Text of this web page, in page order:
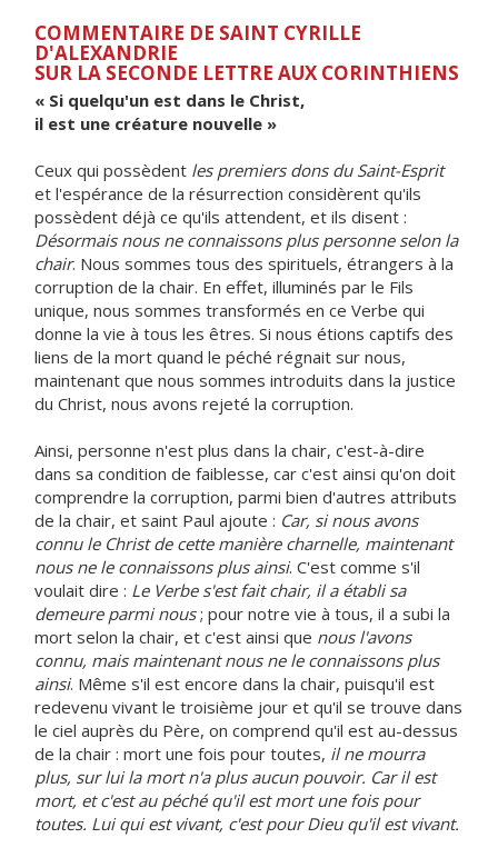
COMMENTAIRE DE SAINT CYRILLE
D'ALEXANDRIE
SUR LA SECONDE LETTRE AUX CORINTHIENS
« Si quelqu'un est dans le Christ,
il est une créature nouvelle »
Ceux qui possèdent les premiers dons du Saint-Esprit
et l'espérance de la résurrection considèrent qu'ils
possèdent déjà ce qu'ils attendent, et ils disent :
Désormais nous ne connaissons plus personne selon la
chair. Nous sommes tous des spirituels, étrangers à la
corruption de la chair. En effet, illuminés par le Fils
unique, nous sommes transformés en ce Verbe qui
donne la vie à tous les êtres. Si nous étions captifs des
liens de la mort quand le péché régnait sur nous,
maintenant que nous sommes introduits dans la justice
du Christ, nous avons rejeté la corruption.
Ainsi, personne n'est plus dans la chair, c'est-à-dire
dans sa condition de faiblesse, car c'est ainsi qu'on doit
comprendre la corruption, parmi bien d'autres attributs
de la chair, et saint Paul ajoute : Car, si nous avons
connu le Christ de cette manière charnelle, maintenant
nous ne le connaissons plus ainsi. C'est comme s'il
voulait dire : Le Verbe s'est fait chair, il a établi sa
demeure parmi nous; pour notre vie à tous, il a subi la
mort selon la chair, et c'est ainsi que nous l'avons
connu, mais maintenant nous ne le connaissons plus
ainsi. Même s'il est encore dans la chair, puisqu'il est
redevenu vivant le troisième jour et qu'il se trouve dans
le ciel auprès du Père, on comprend qu'il est au-dessus
de la chair : mort une fois pour toutes, il ne mourra
plus, sur lui la mort n'a plus aucun pouvoir. Car il est
mort, et c'est au péché qu'il est mort une fois pour
toutes. Lui qui est vivant, c'est pour Dieu qu'il est vivant.